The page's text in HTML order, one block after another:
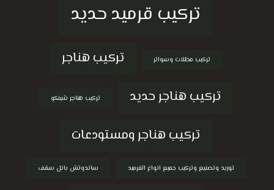
تركيب قرميد حديد
تركيب مظلات وسواتر
تركيب هناجر
تركيب هناجر حديد
تركيب هناجر شينكو
تركيب هناجر ومستودعات
توريد وتصنيع وتركيب جميع انواع القرميد ساندوتش بانل سقف